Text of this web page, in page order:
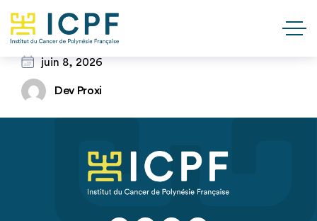
juin 8, 2026
Dev Proxi